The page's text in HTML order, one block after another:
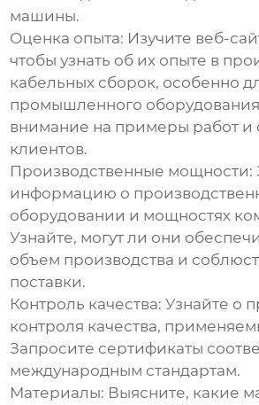
машины.
Оценка опыта: Изучите веб-
чтобы узнать об их опыте в
кабельных сборок, особенно
промышленного
внимание на примеры работ и
клиентов.
Производственные мощности:
информацию о
оборудовании и мощностях
Узнайте, могут ли они
объем производства и
поставки.
Контроль качества: Узнайте о
контроля качества,
Запросите сертификаты
международным стандартам.
Материалы: Выясните, какие